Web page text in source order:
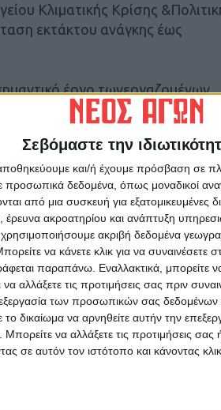
Σεβόμαστε την
αποθηκεύουμε και/ή έχουμε πρόσβαση σε
προσωπικά δεδομένα, όπως μοναδικοί
από μια συσκευή για εξατομικευμένες
έρευνα ακροατηρίου και ανάπτυξη
ακριβή δεδομένα
να κάνετε κλικ για να συναινέσετε
παραπάνω. Εναλλακτικά, μπορείτε
αλλάξετε τις προτιμήσεις σας πριν
των προσωπικών σας δεδομένων
δικαίωμα να αρνηθείτε αυτήν την
Μπορείτε να αλλάξετε τις προτιμήσεις
σε αυτόν τον ιστότοπο και κάνοντας
Κλιματικής Κρίσης
εκτάκτου ανάγκης έως
έργο τωνεργαζομένων
να
ο Περιφερειάρχης
και νασταλεί αίτημα
ομόφωνα τη διοργάνωση από την
εκδηλώσεων και
οποίες
οι ΗμέρεςΠαπαδιαμάντη, ο
ΦεστιβάλΛιμνών της
ΣταύροΞαρχάκο, αλλά και
αλλά
Νότος» με τοέργο «Ο ραφτάκος
και